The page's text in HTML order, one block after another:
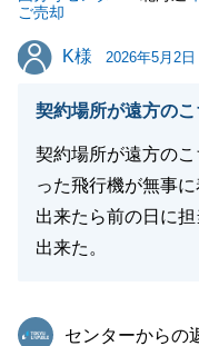
今後ともよろしくお
ご売却
K様
K様 2026年5月2日
契約場所が遠方の
契約場所が遠方の
った飛行機が無事に
出来たら前の日に
出来た。
東急リバブル
センターからの